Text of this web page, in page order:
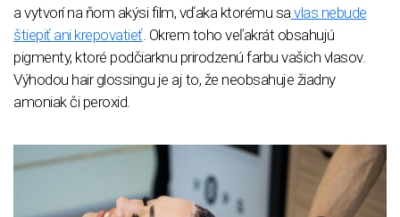
a vytvorí na ňom akýsi film, vďaka ktorému sa vlas nebude
štiepiť ani krepovatieť. Okrem toho veľakrát obsahujú
pigmenty, ktoré podčiarknu prirodzenú farbu vašich vlasov.
Výhodou hair glossingu je aj to, že neobsahuje žiadny
amoniak či peroxid.